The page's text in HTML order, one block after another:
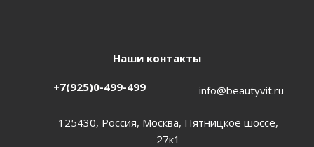
Наши контакты
+7(925)0-499-499 info@beautyvit.ru
125430, Россия, Москва, Пятницкое шоссе,
27к1